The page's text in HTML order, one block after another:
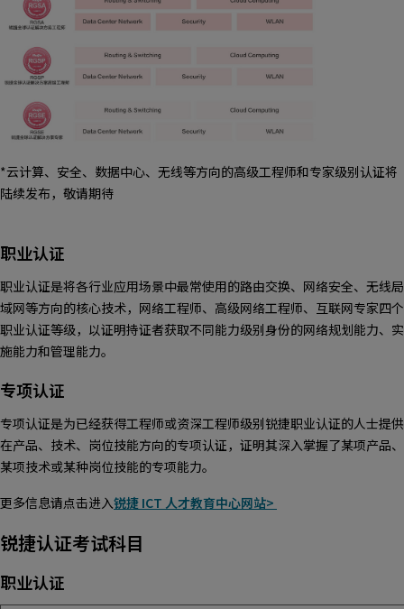
*云计算、安全、数据中心、无线等方向的高级工程师和专家级别认证将
陆续发布，敬请期待
职业认证
职业认证是将各行业应用场景中最常使用的路由交换、网络安全、无线局
域网等方向的核心技术，网络工程师、高级网络工程师、互联网专家四个
职业认证等级，以证明持证者获取不同能力级别身份的网络规划能力、实
施能力和管理能力。
专项认证
专项认证是为已经获得工程师或资深工程师级别锐捷职业认证的人士提供
在产品、技术、岗位技能方向的专项认证，证明其深入掌握了某项产品、
某项技术或某种岗位技能的专项能力。
更多信息请点击进入锐捷 ICT 人才教育中心网站>
锐捷认证考试科目
职业认证